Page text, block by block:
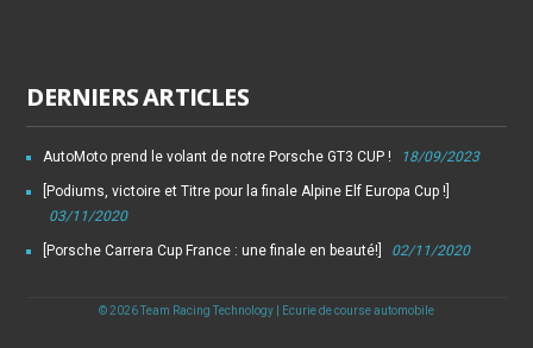
DERNIERS ARTICLES
AutoMoto prend le volant de notre Porsche GT3 CUP ! 18/09/2023
[Podiums, victoire et Titre pour la finale Alpine Elf Europa Cup !]
03/11/2020
[Porsche Carrera Cup France : une finale en beauté!] 02/11/2020
© 2026 Team Racing Technology | Ecurie de course automobile